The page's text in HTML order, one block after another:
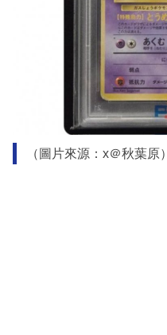
（圖片來源：x＠秋葉原）